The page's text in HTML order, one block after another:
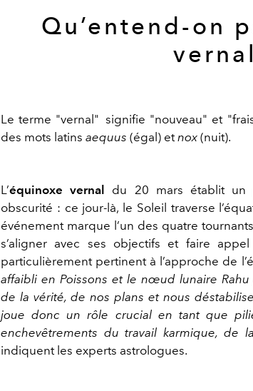
Qu’entend-on
Le terme "vernal" signifie "nouveau" et
des mots latins aequus (égal) etnox (nuit).
L’équinoxe vernal
du 20 mars établit un
obscurité : ce jour-là, le Soleil traverse
événement marque l’un des quatre
s’aligner avec ses objectifs et faire
particulièrement pertinent à l’approche de
affaibli en Poissons et le nœud lunaire
de la vérité, de nos plans et nous
joue donc un rôle crucial en tant que
enchevêtrements du travail karmique, de
indiquent les experts astrologues.